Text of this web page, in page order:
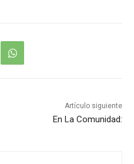
Artículo siguiente
En La Comunidad: